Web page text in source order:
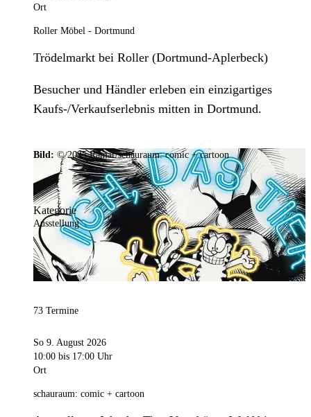
Ort
Roller Möbel - Dortmund
Trödelmarkt bei Roller (Dortmund-Aplerbeck)
Besucher und Händler erleben ein einzigartiges
Kaufs-/Verkaufserlebnis mitten in Dortmund.
Bild: © 2025 Ramar/schauraum: comic + cartoon
Kategorie
Ausstellung
73 Termine
So 9. August 2026
10:00 bis 17:00 Uhr
Ort
schauraum: comic + cartoon